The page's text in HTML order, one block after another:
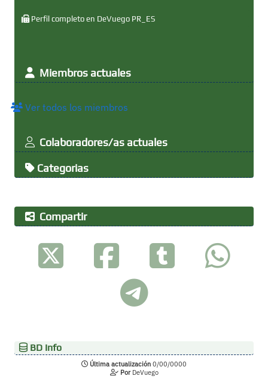
Perfil completo en DeVuego PR_ES
Miembros actuales
Ver todos los miembros
Colaboradores/as actuales
Categorias
Compartir
BD Info
Última actualización 0/00/0000
PorDeVuego